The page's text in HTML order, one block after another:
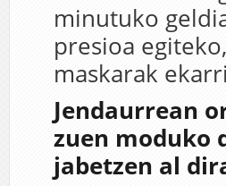
minutuko
presioa
maskarak
Jendaurrean
zuen moduko
jabetzen al